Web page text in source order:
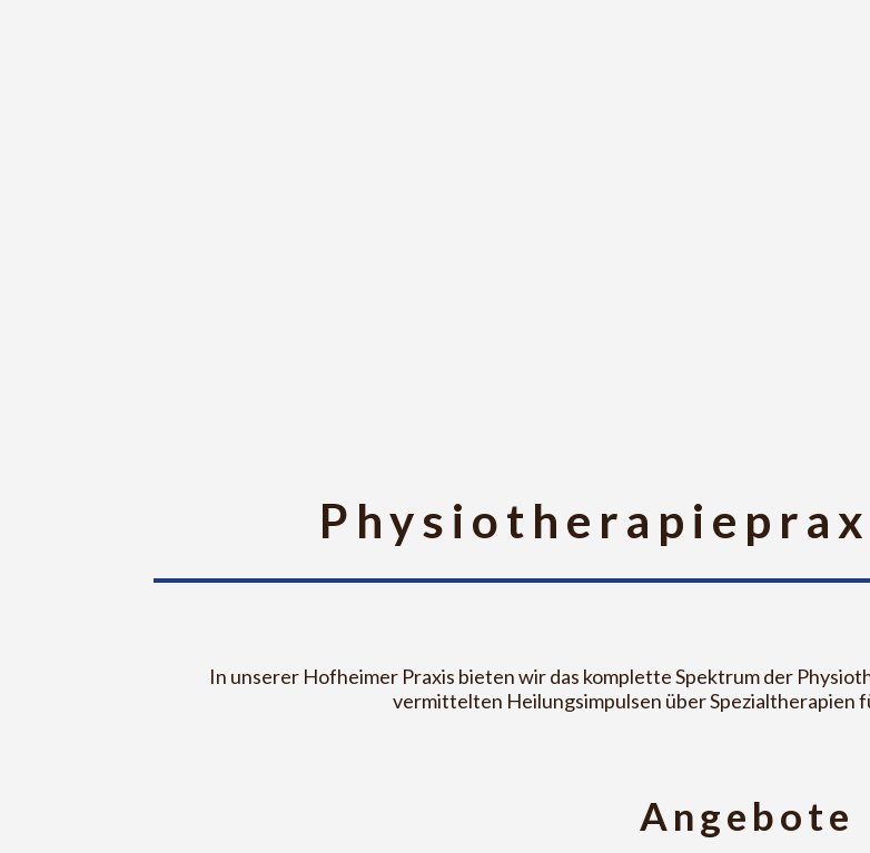
In unserer Hofheimer Praxis bieten wir das komplette Spektrum der
vermittelten Heilungsimpulsen über Spezialtherapien
Angebote